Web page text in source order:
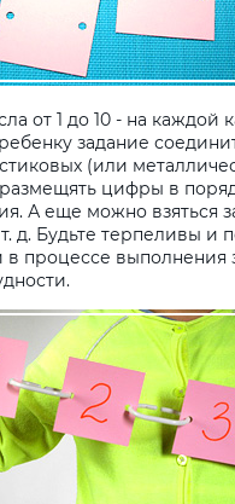
от 1 до 10 - на каждой
задание
(или
цифры в
А еще можно взяться
д. Будьте терпеливы и
в процессе выполнения